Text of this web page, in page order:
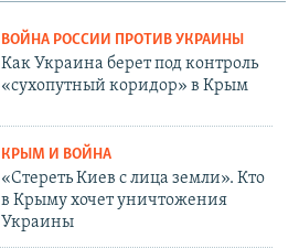
ВОЙНА РОССИИ ПРОТИВ УКРАИНЫ
Как Украина берет под контроль
«сухопутный коридор» в Крым
КРЫМ И ВОЙНА
«Стереть Киев с лица земли». Кто
в Крыму хочет уничтожения
Украины